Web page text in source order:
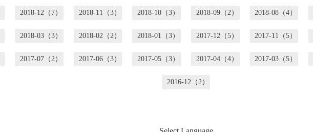
2018-12（7） 2018-11（3） 2018-10（3） 2018-09（2） 2018-08（4）
2018-03（3） 2018-02（2） 2018-01（3） 2017-12（5） 2017-11（5）
2017-07（2） 2017-06（3） 2017-05（3） 2017-04（4） 2017-03（5）
2016-12（2）